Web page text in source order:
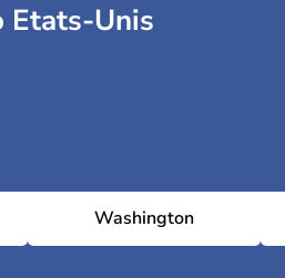
Etats-Unis
Washington